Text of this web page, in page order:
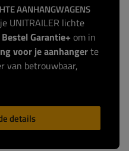
AANHANGWAGENS
UNITRAILER lichte
Garantie+ om in
voor je aanhangerte
van betrouwbaar,
details